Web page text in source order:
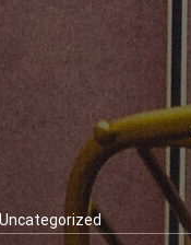
Uncategorized